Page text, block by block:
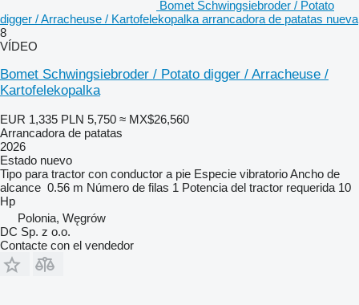
Bomet Schwingsiebroder / Potato
digger / Arracheuse / Kartofelekopalka arrancadora de patatas nueva
8
VÍDEO
Bomet Schwingsiebroder / Potato digger / Arracheuse /
Kartofelekopalka
EUR 1,335 PLN 5,750 ≈ MX$26,560
Arrancadora de patatas
2026
Estado nuevo
Tipo para tractor con conductor a pie Especie vibratorioAncho de
alcance 0.56 m Número de filas 1 Potencia del tractor requerida 10
Hp
Polonia, Węgrów
DC Sp. z o.o.
Contacte con el vendedor